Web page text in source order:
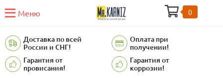
Меню 0
Доставка по всей
России и СНГ!
Оплата при
получении!
Гарантия от
провисания!
Гарантия от
коррозии!